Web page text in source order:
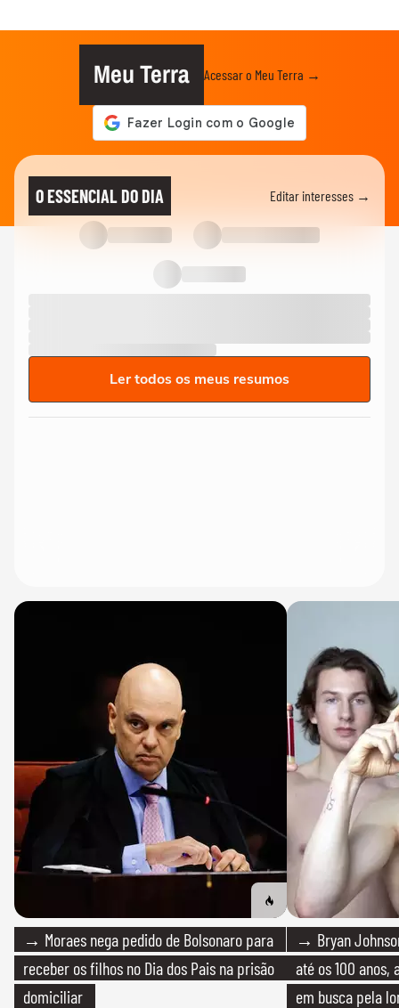
Meu Terra Acessar o Meu Terra →
O ESSENCIAL DO DIA Editar interesses →
Ler todos os meus resumos
→ Moraes nega pedido de Bolsonaro para
receber os filhos no Dia dos Pais na prisão
domiciliar
→ Bryan
até os 100
em busca pela